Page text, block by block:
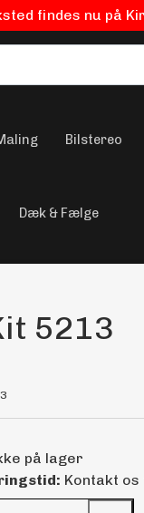
findes nu på
Bilstereo
Dæk & Fælge
5213
på lager
Kontakt